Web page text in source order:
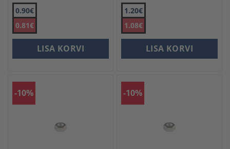
0.90€
0.81€
LISA KORVI
1.20€
1.08€
LISA KORVI
-10% -10%